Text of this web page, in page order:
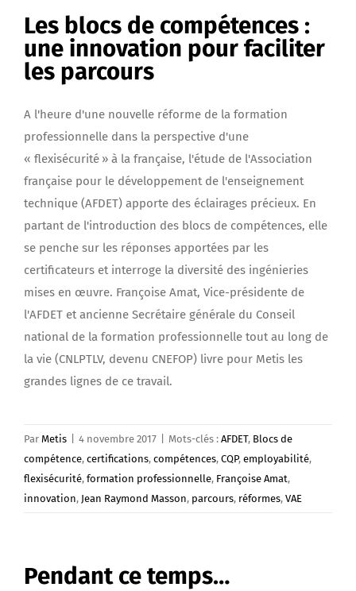
Les blocs de compétences :
une innovation pour faciliter
les parcours
A l'heure d'une nouvelle réforme de la formation
professionnelle dans la perspective d'une
« flexisécurité » à la française, l'étude de l'Association
française pour le développement de l'enseignement
technique (AFDET) apporte des éclairages précieux. En
partant de l'introduction des blocs de compétences, elle
se penche sur les réponses apportées par les
certificateurs et interroge la diversité des ingénieries
mises en œuvre. Françoise Amat, Vice-présidente de
l'AFDET et ancienne Secrétaire générale du Conseil
national de la formation professionnelle tout au long de
la vie (CNLPTLV, devenu CNEFOP) livre pour Metis les
grandes lignes de ce travail.
Par Metis 4 novembre 2017 Mots-clés : AFDET, Blocs de
compétence, certifications, compétences, CQP, employabilité,
flexisécurité, formation professionnelle, Françoise Amat,
innovation, Jean Raymond Masson, parcours, réformes, VAE
Pendant ce temps…